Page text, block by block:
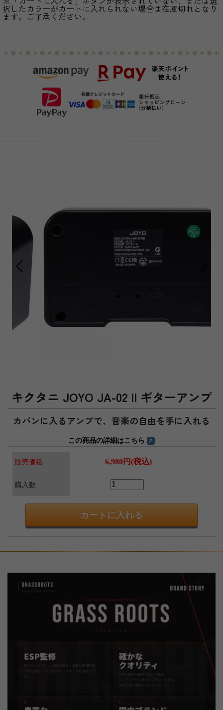
択したカラーがカートに入れられない場合は在庫切れとなり
ます。ご了承ください。
キクタニ JOYO JA-02 II ギターアンプ
カバンに入るアンプで、音楽の自由を手に入れる
この商品の詳細はこちら
販売価格 6,980円(税込)
購入数